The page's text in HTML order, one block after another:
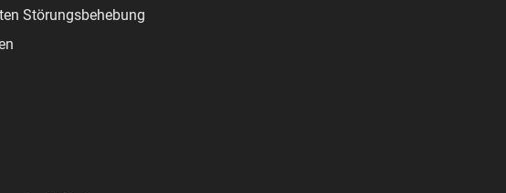
Störungsbehebung